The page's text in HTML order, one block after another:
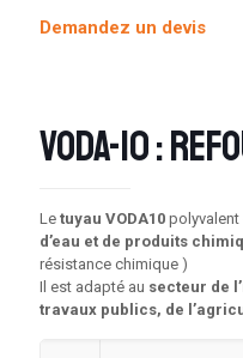
Demandez un devis
VODA-10 :
Le tuyau VODA10
d’eau et de produits
résistance chimique )
Il est adapté au secteur de
travaux publics, de